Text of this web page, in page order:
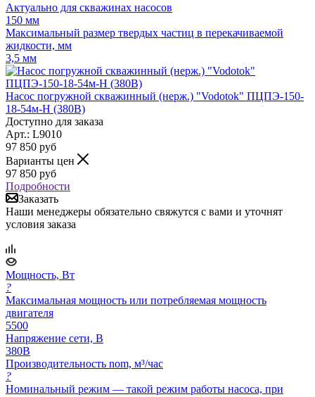
Актуально для скважинах насосов
150 мм
Максимальный размер твердых частиц в перекачиваемой
жидкости, мм
3,5 мм
Насос погружной скважинный (нерж.) "Vodotok" ПЦПЭ-150-
18-54м-Н (380В)
Доступно для заказа
Арт.: L9010
97 850 руб
Варианты цен
97 850 руб
Подробности
Заказать
Наши менеджеры обязательно свяжутся с вами и уточнят
условия заказа
Мощность, Вт
?
Максимальная мощность или потребляемая мощность
двигателя
5500
Напряжение сети, В
380В
Производительность nom, м³/час
?
Номинальный режим — такой режим работы насоса, при